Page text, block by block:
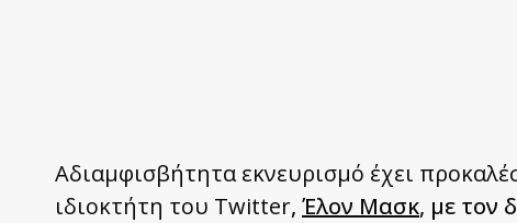
Αδιαμφισβήτητα εκνευρισμό έχει
ιδιοκτήτη του Twitter, Έλον Μασκ, με τον